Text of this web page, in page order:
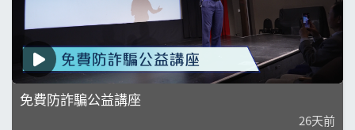
免費防詐騙公益講座
26天前